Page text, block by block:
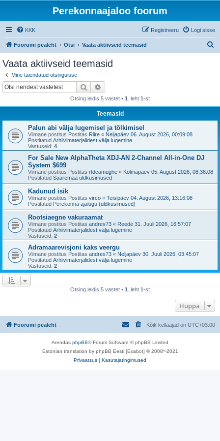
Perekonnaajaloo foorum
KKK Logi sisse
Registreeru
Foorumi pealeht Otsi Vaata aktiivseid teemasid
Vaata aktiivseid teemasid
Mine täiendatud otsinguisse
Otsi
Otsing leidis 5 vastet • 1 . leht 1-st
Teemasid
Palun abi välja lugemisel ja tõlkimisel
Viimane postitus Postitas Riire « Neljapäev 06. August 2026, 00:09:08
Postitatud Arhiivimaterjalidest välja lugemine
Vastuseid: 4
For Sale New AlphaTheta XDJ-AN 2-Channel All-in-One DJ
System $699
Viimane postitus Postitas rtdcamughe « Kolmapäev 05. August 2026, 08:38:08
Postitatud Saaremaa üldküsimused
Kadunud isik
Viimane postitus Postitas virco « Teisipäev 04. August 2026, 13:16:08
Postitatud Perekonna ajalugu (üldküsimused)
Rootsiaegne vakuraamat
Viimane postitus Postitas andres73 « Reede 31. Juuli 2026, 16:57:07
Postitatud Arhiivimaterjalidest välja lugemine
Vastuseid: 2
Adramaarevisjoni kaks veergu
Viimane postitus Postitas andres73 « Neljapäev 30. Juuli 2026, 03:45:07
Postitatud Arhiivimaterjalidest välja lugemine
Vastuseid: 2
Otsing leidis 5 vastet • 1 . leht 1-st
Hüppa
Foorumi pealeht Kõik kellaajad on UTC+03:00
Arendas phpBB® Forum Software © phpBB Limited
Estonian translation by phpBB Eesti [Exabot] © 2008*-2021
Privaatsus | Kasutajatingimused